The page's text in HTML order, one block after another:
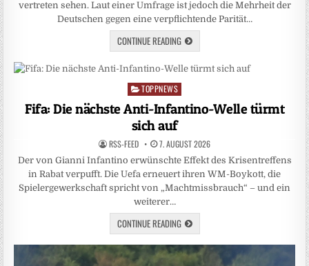
vertreten sehen. Laut einer Umfrage ist jedoch die Mehrheit der
Deutschen gegen eine verpflichtende Parität…
CONTINUE READING
Posted
in
TOPPNEWS
Fifa: Die nächste Anti-Infantino-Welle türmt
sich auf
RSS-FEED 7. AUGUST 2026
Der von Gianni Infantino erwünschte Effekt des Krisentreffens
in Rabat verpufft. Die Uefa erneuert ihren WM-Boykott, die
Spielergewerkschaft spricht von „Machtmissbrauch“ – und ein
weiterer…
CONTINUE READING